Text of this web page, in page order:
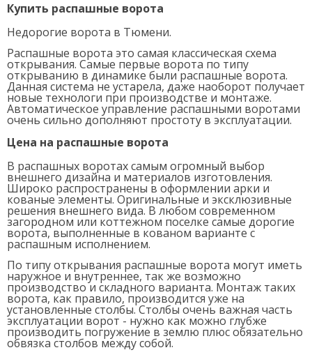
Купить распашные ворота
Недорогие ворота в Тюмени.
Распашные ворота это самая классическая схема
открывания. Самые первые ворота по типу
открыванию в динамике были распашные ворота.
Данная система не устарела, даже наоборот получает
новые технологи при производстве и монтаже.
Автоматическое управление распашными воротами
очень сильно дополняют простоту в эксплуатации.
Цена на распашные ворота
В распашных воротах самым огромный выбор
внешнего дизайна и материалов изготовления.
Широко распространены в оформлении арки и
кованые элементы. Оригинальные и эксклюзивные
решения внешнего вида. В любом современном
загородном или коттежном поселке самые дорогие
ворота, выполненные в кованом варианте с
распашным исполнением.
По типу открывания распашные ворота могут иметь
наружное и внутреннее, так же возможно
производство и складного варианта. Монтаж таких
ворота, как правило, производится уже на
установленные столбы. Столбы очень важная часть
эксплуатации ворот - нужно как можно глубже
производить погружение в землю плюс обязательно
обвязка столбов между собой.